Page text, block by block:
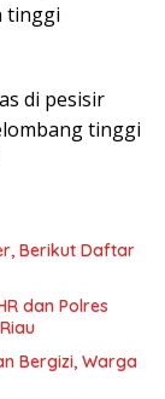
tinggi
di pesisir
tinggi
Berikut Daftar
dan Polres
Bergizi, Warga